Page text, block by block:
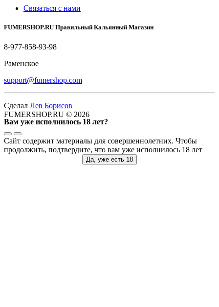
Связаться с нами
FUMERSHOP.RU Правильный Кальянный Магазин
8-977-858-93-98
Раменское
support@fumershop.com
Сделал Лев Борисов
FUMERSHOP.RU © 2026
Вам уже исполнилось 18 лет?
Сайт содержит материалы для совершеннолетних. Чтобы
продолжить, подтвердите, что вам уже исполнилось 18 лет
Да, уже есть 18